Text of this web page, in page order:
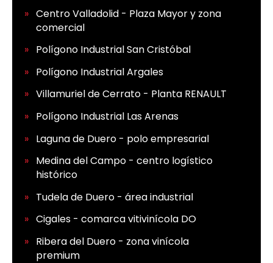
Centro Valladolid - Plaza Mayor y zona
comercial
Polígono Industrial San Cristóbal
Polígono Industrial Argales
Villamuriel de Cerrato - Planta RENAULT
Polígono Industrial Las Arenas
Laguna de Duero - polo empresarial
Medina del Campo - centro logístico
histórico
Tudela de Duero - área industrial
Cigales - comarca vitivinícola DO
Ribera del Duero - zona vinícola
premium